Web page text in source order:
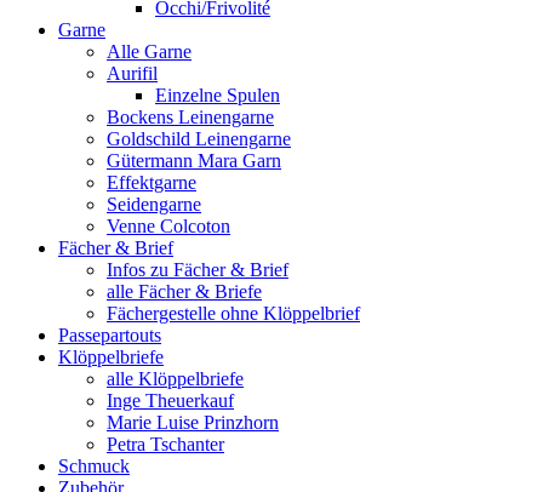
Occhi/Frivolité
Garne
Alle Garne
Aurifil
Einzelne Spulen
Bockens Leinengarne
Goldschild Leinengarne
Gütermann Mara Garn
Effektgarne
Seidengarne
Venne Colcoton
Fächer & Brief
Infos zu Fächer & Brief
alle Fächer & Briefe
Fächergestelle ohne Klöppelbrief
Passepartouts
Klöppelbriefe
alle Klöppelbriefe
Inge Theuerkauf
Marie Luise Prinzhorn
Petra Tschanter
Schmuck
Zubehör